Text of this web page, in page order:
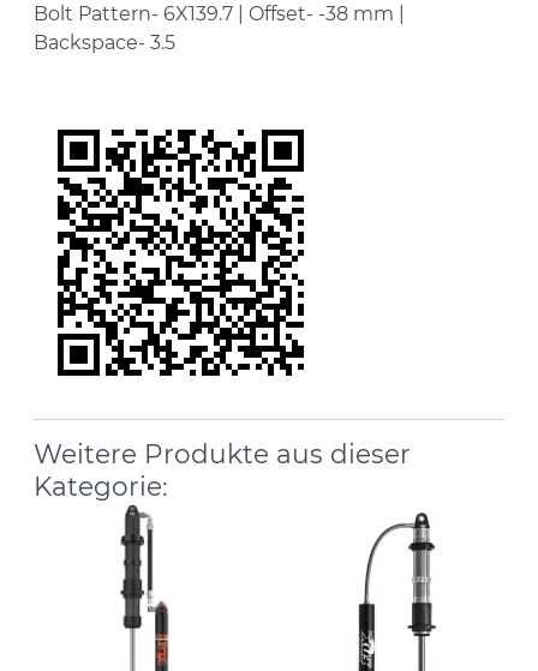
Bolt Pattern- 6X139.7 | Offset- -38 mm |
Backspace- 3.5
Weitere Produkte aus dieser
Kategorie: